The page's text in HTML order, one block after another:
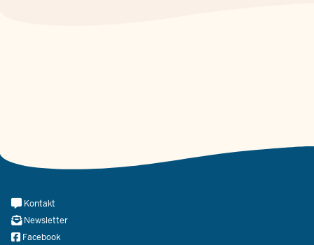
Meta
Navi
Social
Kontakt
Newsletter
Facebook